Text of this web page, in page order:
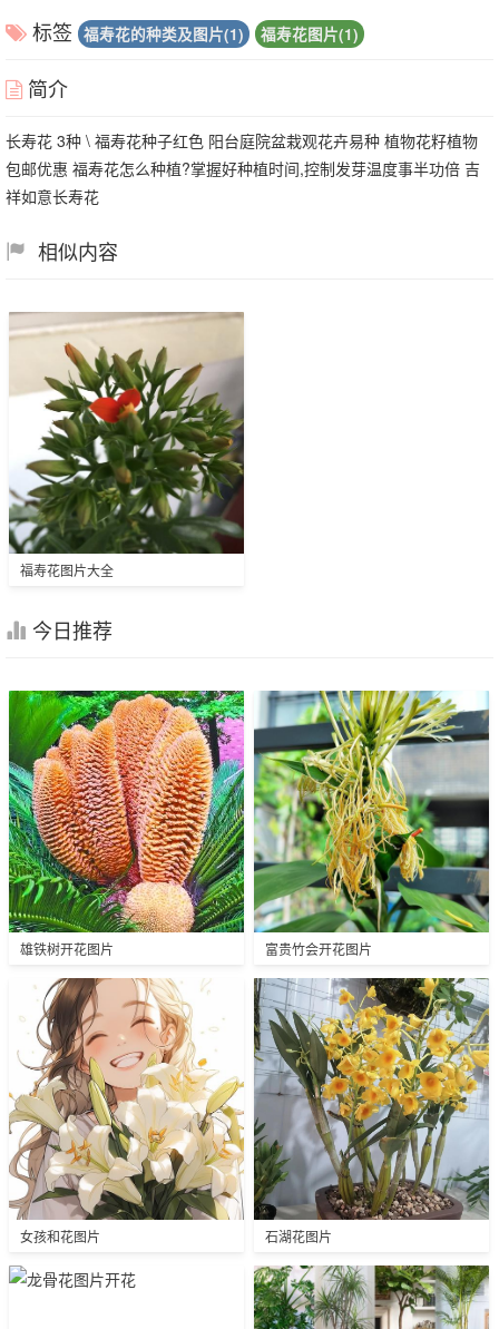
标签 福寿花的种类及图片(1) 福寿花图片(1)
简介
长寿花 3种 \ 福寿花种子红色 阳台庭院盆栽观花卉易种 植物花籽植物
包邮优惠 福寿花怎么种植?掌握好种植时间,控制发芽温度事半功倍 吉
祥如意长寿花
相似内容
福寿花图片大全
今日推荐
雄铁树开花图片 富贵竹会开花图片
女孩和花图片 石湖花图片